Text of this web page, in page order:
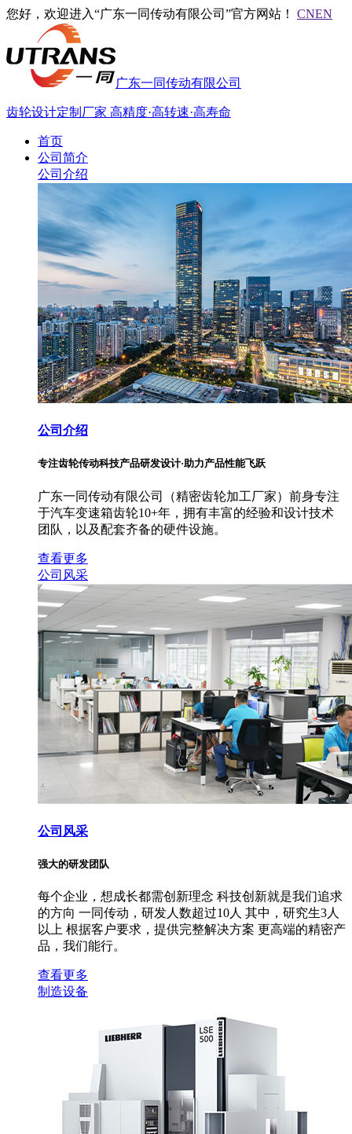
您好，欢迎进入“广东一同传动有限公司”官方网站！ CNEN
广东一同传动有限公司
齿轮设计定制厂家 高精度·高转速·高寿命
首页
公司简介
公司介绍
公司介绍
专注齿轮传动科技产品研发设计·助力产品性能飞跃
广东一同传动有限公司（精密齿轮加工厂家）前身专注
于汽车变速箱齿轮10+年，拥有丰富的经验和设计技术
团队，以及配套齐备的硬件设施。
查看更多
公司风采
公司风采
强大的研发团队
每个企业，想成长都需创新理念 科技创新就是我们追求
的方向 一同传动，研发人数超过10人 其中，研究生3人
以上 根据客户要求，提供完整解决方案 更高端的精密产
品，我们能行。
查看更多
制造设备